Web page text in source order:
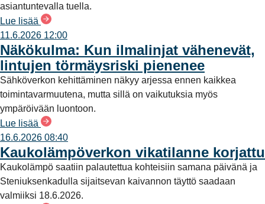
asiantuntevalla tuella.
Lue lisää
11.6.2026 12:00
Näkökulma: Kun ilmalinjat vähenevät,
lintujen törmäysriski pienenee
Sähköverkon kehittäminen näkyy arjessa ennen kaikkea
toimintavarmuutena, mutta sillä on vaikutuksia myös
ympäröivään luontoon.
Lue lisää
16.6.2026 08:40
Kaukolämpöverkon vikatilanne korjattu
Kaukolämpö saatiin palautettua kohteisiin samana päivänä ja
Steniuksenkadulla sijaitsevan kaivannon täyttö saadaan
valmiiksi 18.6.2026.